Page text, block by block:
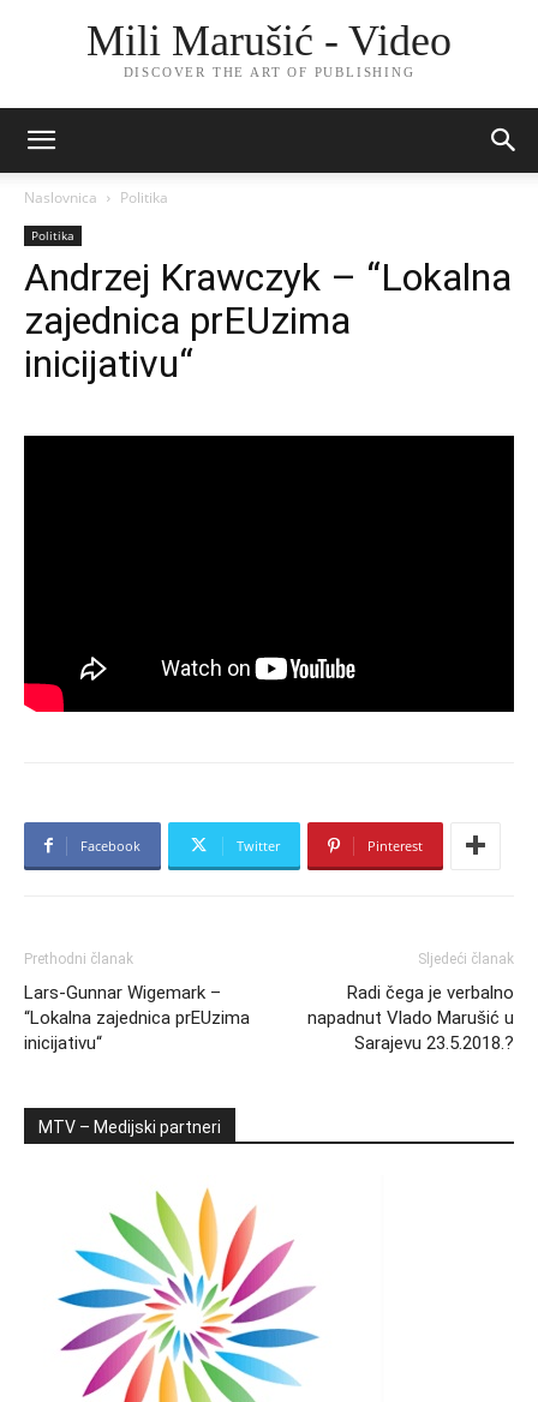
Mili Marušić - Video
DISCOVER THE ART OF PUBLISHING
Naslovnica Politika
Politika
Andrzej Krawczyk – “Lokalna
zajednica prEUzima
inicijativu“
Facebook Twitter Pinterest
Prethodni članak
Lars-Gunnar Wigemark –
“Lokalna zajednica prEUzima
inicijativu“
Sljedeći članak
Radi čega je verbalno
napadnut Vlado Marušić u
Sarajevu 23.5.2018.?
MTV – Medijski partneri